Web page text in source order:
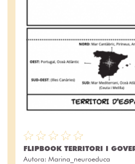
FLIPBOOK TERRITORI I
Autora: Marina_neuroeduca